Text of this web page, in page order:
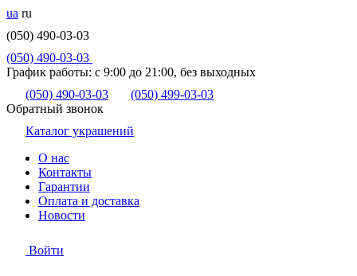
ua ru
(050) 490-03-03
(050) 490-03-03
График работы: с 9:00 до 21:00, без выходных
(050) 490-03-03
(050) 499-03-03
Обратный звонок
Каталог украшений
О нас
Контакты
Гарантии
Оплата и доставка
Новости
Войти